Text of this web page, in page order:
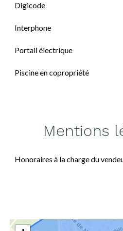
Digicode
Interphone
Portail électrique
Piscine en copropriété
Mentions
Honoraires à la charge du